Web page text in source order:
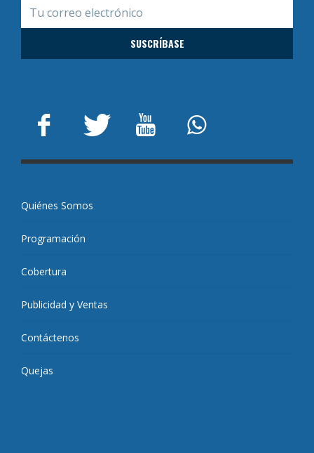
Quiénes Somos
Programación
Cobertura
Publicidad y Ventas
Contáctenos
Quejas